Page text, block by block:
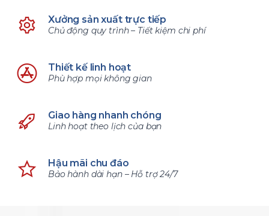
Xưởng sản xuất trực tiếp
Chủ động quy trình – Tiết kiệm chi phí
Thiết kế linh hoạt
Phù hợp mọi không gian
Giao hàng nhanh chóng
Linh hoạt theo lịch của bạn
Hậu mãi chu đáo
Bảo hành dài hạn – Hỗ trợ 24/7